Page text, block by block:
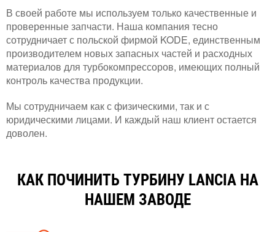
В своей работе мы используем только качественные и
проверенные запчасти. Наша компания тесно
сотрудничает с польской фирмой KODE, единственным
производителем новых запасных частей и расходных
материалов для турбокомпрессоров, имеющих полный
контроль качества продукции.
Мы сотрудничаем как с физическими, так и с
юридическими лицами. И каждый наш клиент остается
доволен.
КАК ПОЧИНИТЬ ТУРБИНУ LANCIA НА
НАШЕМ ЗАВОДЕ